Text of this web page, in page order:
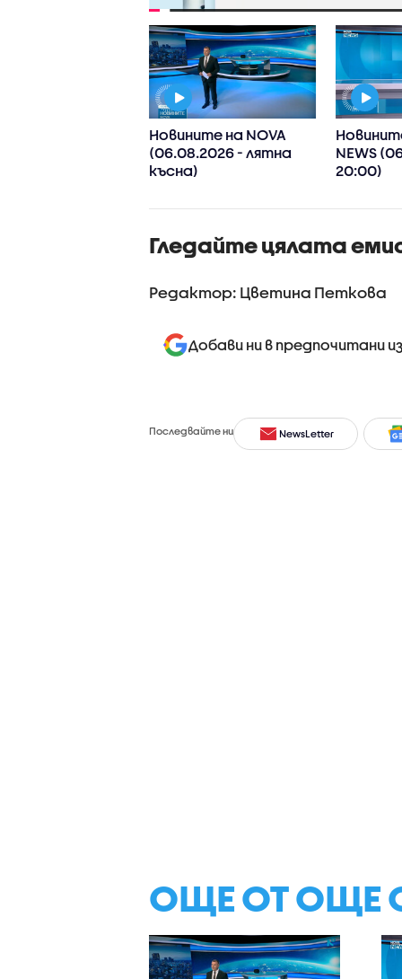
Новините на NOVA
(06.08.2026 - лятна
късна)
NEWS
20:00)
Гледайте цялата
Редактор: Цветина Петкова
Добави ни в предпочитани
Последвайте ни NewsLetter
ОЩЕ ОТ ОЩЕ